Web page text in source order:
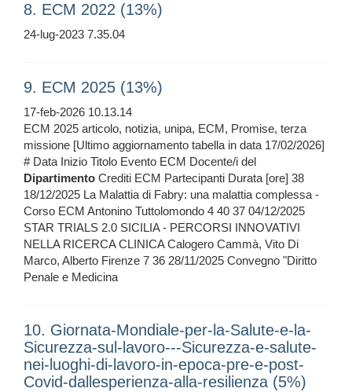
8. ECM 2022 (13%)
24-lug-2023 7.35.04
9. ECM 2025 (13%)
17-feb-2026 10.13.14
ECM 2025 articolo, notizia, unipa, ECM, Promise, terza
missione [Ultimo aggiornamento tabella in data 17/02/2026]
# Data Inizio Titolo Evento ECM Docente/i del
Dipartimento Crediti ECM Partecipanti Durata [ore] 38
18/12/2025 La Malattia di Fabry: una malattia complessa -
Corso ECM Antonino Tuttolomondo 4 40 37 04/12/2025
STAR TRIALS 2.0 SICILIA - PERCORSI INNOVATIVI
NELLA RICERCA CLINICA Calogero Cammà, Vito Di
Marco, Alberto Firenze 7 36 28/11/2025 Convegno "Diritto
Penale e Medicina
10. Giornata-Mondiale-per-la-Salute-e-la-
Sicurezza-sul-lavoro---Sicurezza-e-salute-
nei-luoghi-di-lavoro-in-epoca-pre-e-post-
Covid-dallesperienza-alla-resilienza (5%)